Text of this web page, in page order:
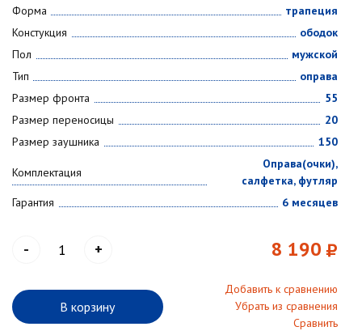
Форма
трапеция
Констукция
ободок
Пол
мужской
Тип
оправа
Размер фронта
55
Размер переносицы
20
Размер заушника
150
Комплектация
Оправа(очки),
салфетка, футляр
Гарантия
6 месяцев
- + 8 190
В корзину
Добавить к сравнению
Убрать из сравнения
Сравнить